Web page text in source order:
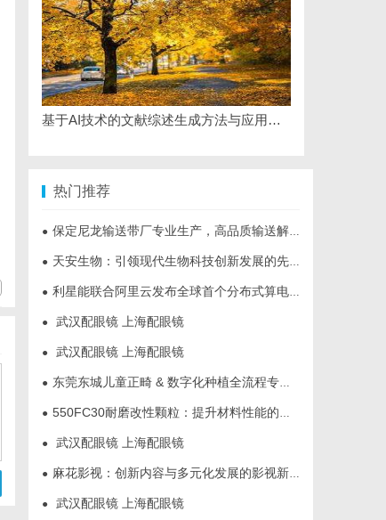
基于AI技术的文献综述生成方法与应用研究综述
热门推荐
● 保定尼龙输送带厂专业生产，高品质输送解决方案
● 天安生物：引领现代生物科技创新发展的先锋企业
● 利星能联合阿里云发布全球首个分布式算电协同解决方案
● 武汉配眼镜 上海配眼镜
● 武汉配眼镜 上海配眼镜
● 东莞东城儿童正畸 & 数字化种植全流程专业科普指南
● 550FC30耐磨改性颗粒：提升材料性能的新选择
● 武汉配眼镜 上海配眼镜
● 麻花影视：创新内容与多元化发展的影视新势力
● 武汉配眼镜 上海配眼镜